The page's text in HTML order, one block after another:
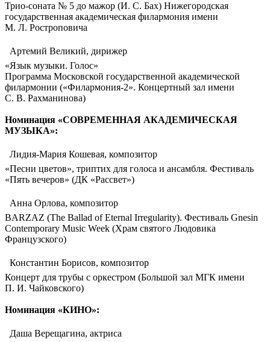
Трио-соната № 5 до мажор (И. С. Бах) Нижегородская
государственная академическая филармония имени
М. Л. Ростроповича
 Артемий Великий, дирижер
«Язык музыки. Голос»
Программа Московской государственной академической
филармонии («Филармония-2». Концертный зал имени
С. В. Рахманинова)
Номинация «СОВРЕМЕННАЯ АКАДЕМИЧЕСКАЯ
МУЗЫКА»:
 Лидия-Мария Кошевая, композитор
«Песни цветов», триптих для голоса и ансамбля. Фестиваль
«Пять вечеров» (ДК «Рассвет»)
 Анна Орлова, композитор
BARZAZ (The Ballad of Eternal Irregularity). Фестиваль Gnesin
Contemporary Music Week (Храм святого Людовика
Французского)
 Константин Борисов, композитор
Концерт для трубы с оркестром (Большой зал МГК имени
П. И. Чайковского)
Номинация «КИНО»:
 Даша Верещагина, актриса